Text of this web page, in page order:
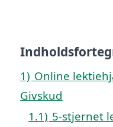
1) Online
Givskud
1.1) 5-stjernet